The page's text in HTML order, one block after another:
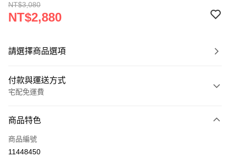
NT$3,080
NT$2,880
請選擇商品選項
付款與運送方式
宅配免運費
信用卡一次付款
LINE Pay
商品特色
商品編號
11448450